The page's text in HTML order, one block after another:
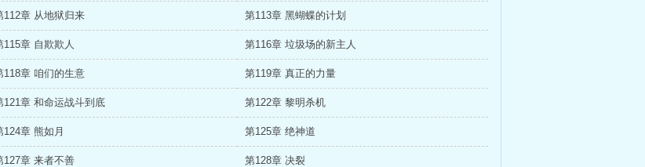
112章 从地狱归来 第113章 黑蝴蝶的计划
115章 自欺欺人 第116章 垃圾场的新主人
118章 咱们的生意 第119章 真正的力量
121章 和命运战斗到底 第122章 黎明杀机
124章 熊如月 第125章 绝神道
127章 来者不善 第128章 决裂